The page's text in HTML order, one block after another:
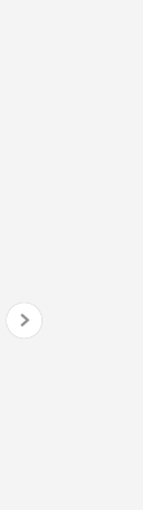
Стол в
DIPLOMAT